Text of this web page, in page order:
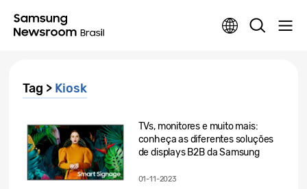
Tag > Kiosk
TVs, monitores e muito mais:
conheça as diferentes soluções
de displays B2B da Samsung
01-11-2023